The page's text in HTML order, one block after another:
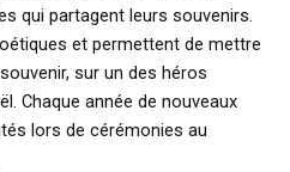
qui partagent leurs souvenirs.
et permettent de mettre
sur un des héros
Chaque année de nouveaux
lors de cérémonies au